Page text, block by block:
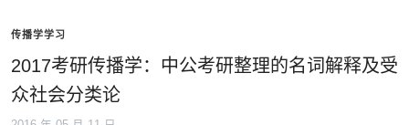
传播学学习
2017考研传播学：中公考研整理的名词解释及受
众社会分类论